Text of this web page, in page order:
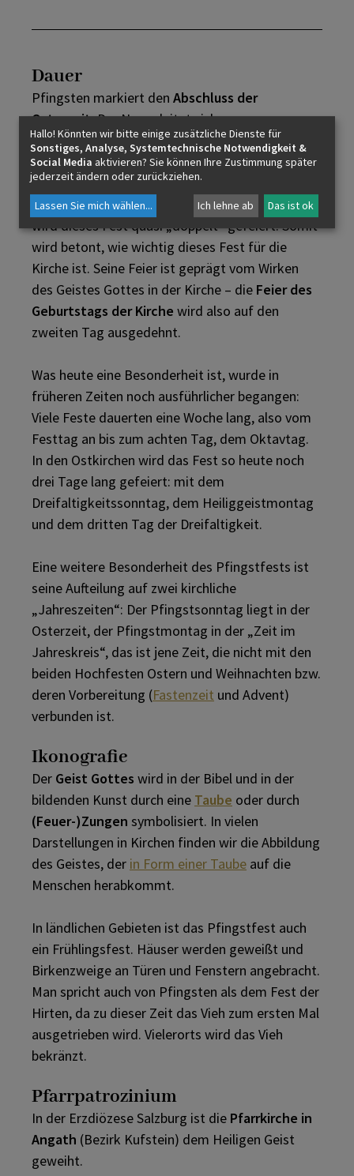
Dauer
Pfingsten markiert den Abschluss der
Osterzeit. Der Name leitet sich vom
griechischen Wort Pentecoste (der 50. Tag) ab.
Wie auch die beiden anderen zentralen
Hochfeste,Ostern(Ostersonntag, Ostermontag)
und Weihnachten (Christtag, heiliger Stephanus),
wird dieses Fest quasi „doppelt“ gefeiert. Somit
wird betont, wie wichtig dieses Fest für die
Kirche ist. Seine Feier ist geprägt vom Wirken
des Geistes Gottes in der Kirche – die Feier des
Geburtstags der Kirche wird also auf den
zweiten Tag ausgedehnt.
Was heute eine Besonderheit ist, wurde in
früheren Zeiten noch ausführlicher begangen:
Viele Feste dauerten eine Woche lang, also vom
Festtag an bis zum achten Tag, dem Oktavtag.
In den Ostkirchen wird das Fest so heute noch
drei Tage lang gefeiert: mit dem
Dreifaltigkeitssonntag, dem Heiliggeistmontag
und dem dritten Tag der Dreifaltigkeit.
Eine weitere Besonderheit des Pfingstfests ist
seine Aufteilung auf zwei kirchliche
„Jahreszeiten“: Der Pfingstsonntag liegt in der
Osterzeit, der Pfingstmontag in der „Zeit im
Jahreskreis“, das ist jene Zeit, die nicht mit den
beiden Hochfesten Ostern und Weihnachten bzw.
deren Vorbereitung (Fastenzeit und Advent)
verbunden ist.
Ikonografie
Der Geist Gottes wird in der Bibel und in der
bildenden Kunst durch eine Taube oder durch
(Feuer-)Zungen symbolisiert. In vielen
Darstellungen in Kirchen finden wir die Abbildung
des Geistes, der in Form einer Taube auf die
Menschen herabkommt.
In ländlichen Gebieten ist das Pfingstfest auch
ein Frühlingsfest. Häuser werden geweißt und
Birkenzweige an Türen und Fenstern angebracht.
Man spricht auch von Pfingsten als dem Fest der
Hirten, da zu dieser Zeit das Vieh zum ersten Mal
ausgetrieben wird. Vielerorts wird das Vieh
bekränzt.
Pfarrpatrozinium
In der Erzdiözese Salzburg ist die Pfarrkirche in
Angath (Bezirk Kufstein) dem Heiligen Geist
geweiht.
Hallo! Könnten wir bitte einige zusätzliche Dienste für
Sonstiges, Analyse, Systemtechnische Notwendigkeit &
Social Media aktivieren? Sie können Ihre Zustimmung später
jederzeit ändern oder zurückziehen.
Lassen Sie mich wählen... Ich lehne ab Das ist ok